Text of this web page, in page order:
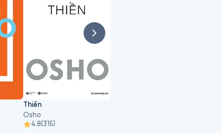
Thiền
Osho
4.8(315)